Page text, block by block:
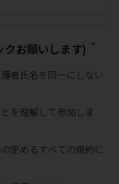
お願いします) *
者氏名を同一にしない
を理解して参加しま
定めるすべての規約に